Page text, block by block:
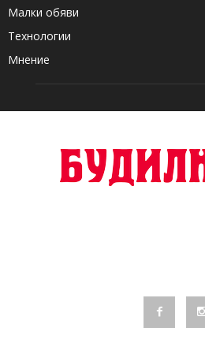
Малки обяви
Технологии
Мнение